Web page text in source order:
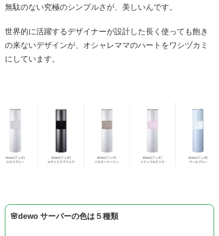
無駄のない究極のシンプルさが、美しいんです。
世界的に活躍するデザイナーが設計した長く使っても飽き
の来ないデザインが、オシャレママのハートをワシヅカミ
にしています。
🌸dewo サーバーの色は５種類